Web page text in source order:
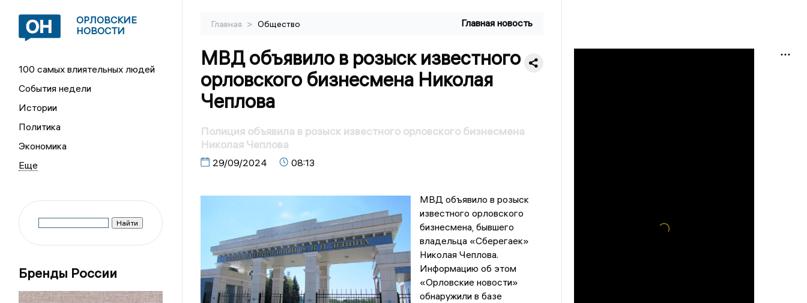
ОРЛОВСКИЕ
НОВОСТИ
100 самых влиятельных людей
События недели
Истории
Политика
Экономика
Бренды России
Главная > Общество Главная новость
МВД объявило в розыск известного
орловского бизнесмена Николая
Чеплова
Полиция объявила в розыск известного орловского бизнесмена
Николая Чеплова
29/09/2024 08:13
МВД объявило в розыск
известного орловского
бизнесмена, бывшего
владельца «Сберегаек»
Николая Чеплова.
Информацию об этом
«Орловские новости»
обнаружили в базе